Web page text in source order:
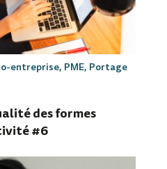
des formes
#6
entreprise, PME, Portage